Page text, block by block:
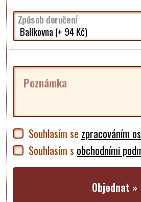
Způsob doručení
Poznámka
Souhlasím se zpracováním
Souhlasím s obchodními
Objednat »